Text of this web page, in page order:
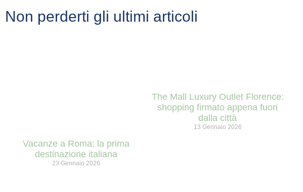
Non perderti gli ultimi articoli
Vacanze a Roma​: la prima
destinazione italiana
23 Gennaio 2026
The Mall Luxury Outlet Florence:
shopping firmato appena fuori
dalla città
13 Gennaio 2026